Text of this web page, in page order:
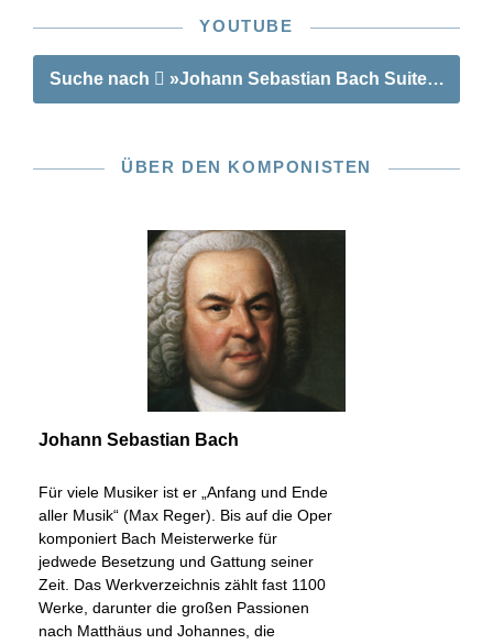
YOUTUBE
Suche nach »Johann Sebastian Bach Suiten,
ÜBER DEN KOMPONISTEN
Johann Sebastian Bach
Für viele Musiker ist er „Anfang und Ende
aller Musik“ (Max Reger). Bis auf die Oper
komponiert Bach Meisterwerke für
jedwede Besetzung und Gattung seiner
Zeit. Das Werkverzeichnis zählt fast 1100
Werke, darunter die großen Passionen
nach Matthäus und Johannes, die